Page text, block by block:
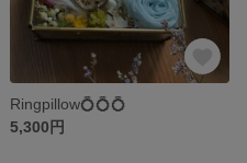
Ringpillow💍💍💍
5,300円